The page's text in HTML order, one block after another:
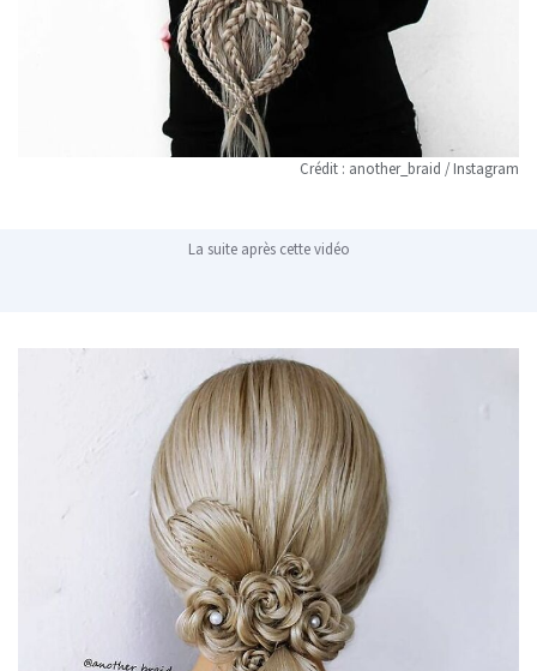
Crédit : another_braid / Instagram
La suite après cette vidéo